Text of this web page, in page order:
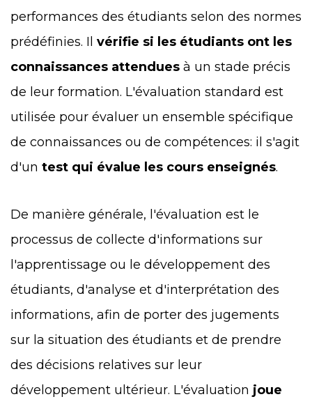
performances des étudiants selon des normes
prédéfinies. Il vérifie si les étudiants ont les
connaissances attendues à un stade précis
de leur formation. L'évaluation standard est
utilisée pour évaluer un ensemble spécifique
de connaissances ou de compétences: il s'agit
d'un test qui évalue les cours enseignés.
De manière générale, l'évaluation est le
processus de collecte d'informations sur
l'apprentissage ou le développement des
étudiants, d'analyse et d'interprétation des
informations, afin de porter des jugements
sur la situation des étudiants et de prendre
des décisions relatives sur leur
développement ultérieur. L'évaluation joue